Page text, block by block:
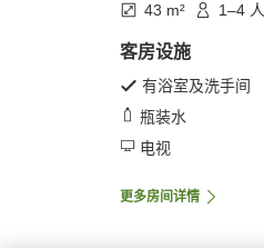
43 m² 1–4 人
客房设施
有浴室及洗手间
瓶装水
电视
更多房间详情